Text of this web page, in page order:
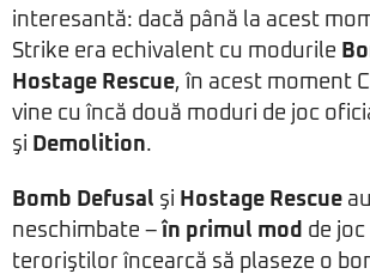
interesantă: dacă până la acest
Strike era echivalent cu modurile
Hostage Rescue, în acest moment
vine cu încă două moduri de joc
şi Demolition.
Bomb Defusal şi Hostage Rescue
neschimbate – în primul mod de joc
teroriştilor încearcă să plaseze o